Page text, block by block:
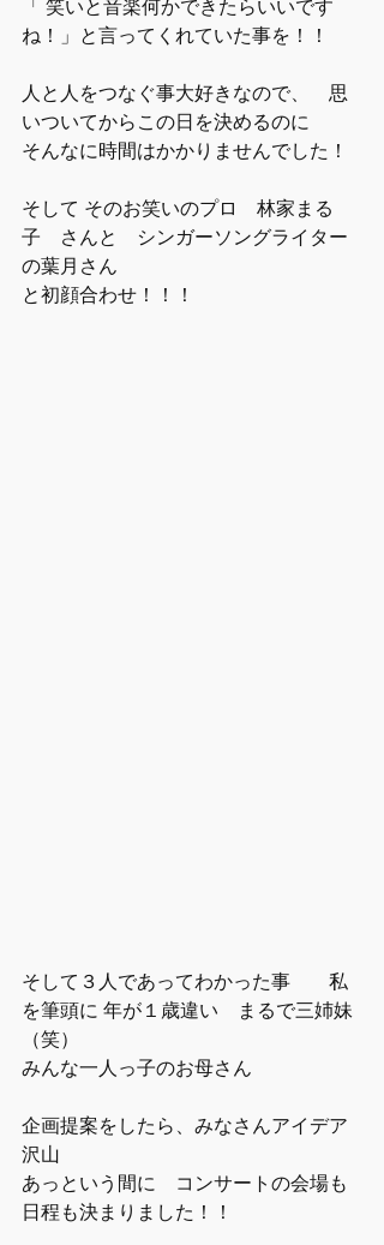
「 笑いと音楽何かできたらいいです
ね！」と言ってくれていた事を！！
人と人をつなぐ事大好きなので、　思
いついてからこの日を決めるのに
そんなに時間はかかりませんでした！
そして そのお笑いのプロ　林家まる
子　さんと　シンガーソングライター
の葉月さん
と初顔合わせ！！！
そして３人であってわかった事　　私
を筆頭に 年が１歳違い　まるで三姉妹
（笑）
みんな一人っ子のお母さん
企画提案をしたら、みなさんアイデア
沢山
あっという間に　コンサートの会場も
日程も決まりました！！